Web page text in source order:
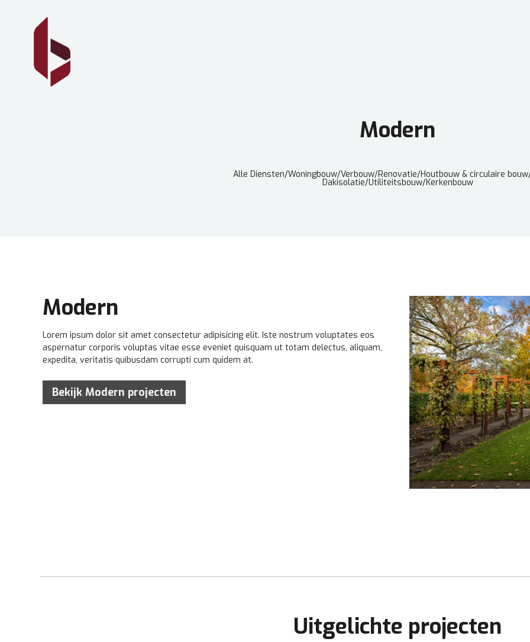
Modern
Alle Diensten/Woningbouw/Verbouw/Renovatie/Houtbouw & circulaire bouw
Dakisolatie/Utiliteitsbouw/Kerkenbouw
Modern
Lorem ipsum dolor sit amet consectetur adipisicing elit. Iste nostrum voluptates eos
aspernatur corporis voluptas vitae esse eveniet quisquam ut totam delectus, aliquam,
expedita, veritatis quibusdam corrupti cum quidem at.
Bekijk Modern projecten
Uitgelichte projecten